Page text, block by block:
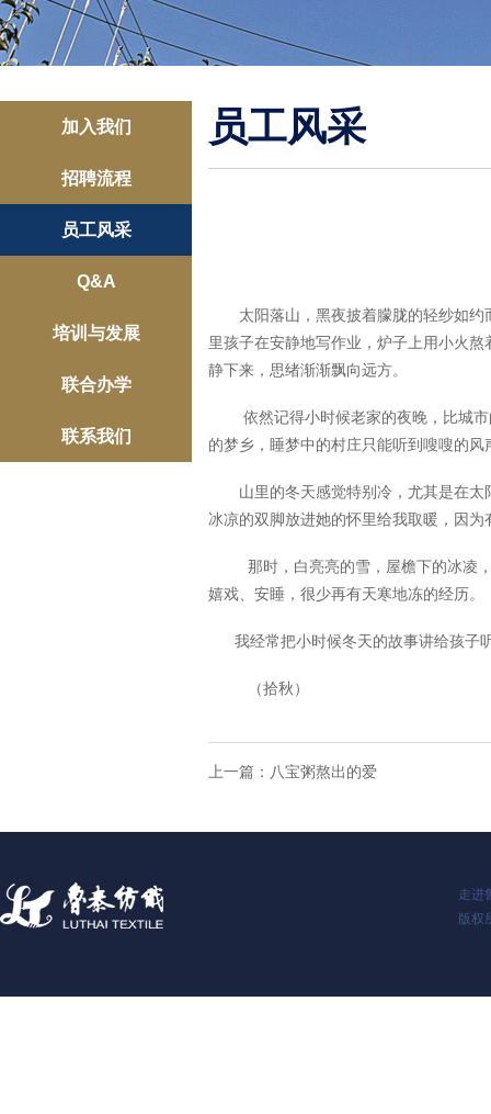
加入我们
招聘流程
员工风采
Q&A
培训与发展
联合办学
联系我们
员工风采
太阳落山，黑夜披着朦胧的轻纱如约
里孩子在安静地写作业，炉子上用小火
静下来，思绪渐渐飘向远方。
依然记得小时候老家的夜晚，比城市
的梦乡，睡梦中的村庄只能听到嗖嗖的
山里的冬天感觉特别冷，尤其是在太
冰凉的双脚放进她的怀里给我取暖，因
那时，白亮亮的雪，屋檐下的冰凌，
嬉戏、安睡，很少再有天寒地冻的经历。
我经常把小时候冬天的故事讲给孩子
（拾秋）
上一篇： 八宝粥熬出的爱
走进
版权